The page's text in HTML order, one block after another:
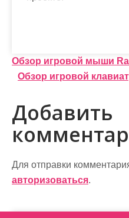
Н
а
в
и
а
Обзор игровой мыши
Обзор игровой
Добавить
Для отправки
авторизоваться.